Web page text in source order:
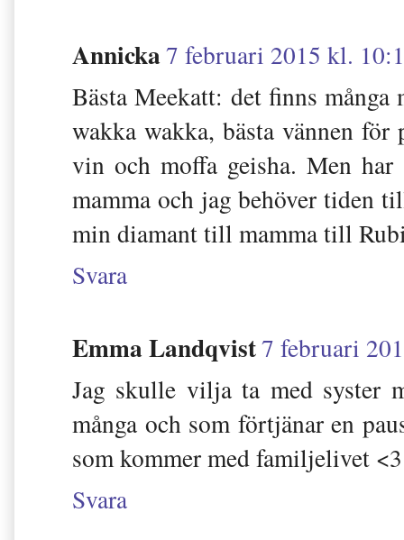
Annicka7 februari 2015 kl.
Bästa Meekatt: det finns
wakka wakka, bästa vännen
vin och moffa geisha. Men
mamma och jag behöver tiden
min diamant till mamma till
Svara
Emma Landqvist7 februari
Jag skulle vilja ta med syster
många och som förtjänar en
som kommer med familjelivet <3
Svara